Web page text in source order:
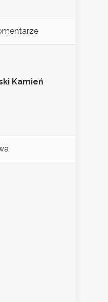
Kamień